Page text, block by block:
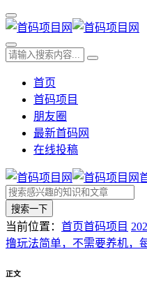
首页
首码项目
朋友圈
最新首码网
在线投稿
搜索一下
当前位置： 首页首码项目
撸玩法简单，不需要养机，
正文